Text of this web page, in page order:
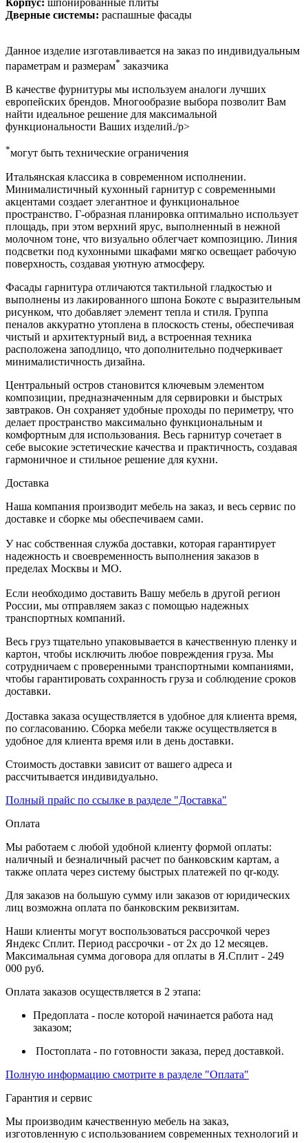
Дверные системы: распашные фасады
Данное изделие изготавливается на заказ по индивидуальным
параметрам и размерам* заказчика
В качестве фурнитуры мы используем аналоги лучших
европейских брендов. Многообразие выбора позволит Вам
найти идеальное решение для максимальной
функциональности Ваших изделий./p>
*могут быть технические ограничения
Итальянская классика в современном исполнении.
Минималистичный кухонный гарнитур с современными
акцентами создает элегантное и функциональное
пространство. Г-образная планировка оптимально использует
площадь, при этом верхний ярус, выполненный в нежной
молочном тоне, что визуально облегчает композицию. Линия
подсветки под кухонными шкафами мягко освещает рабочую
поверхность, создавая уютную атмосферу.
Фасады гарнитура отличаются тактильной гладкостью и
выполнены из лакированного шпона Бокоте с выразительным
рисунком, что добавляет элемент тепла и стиля. Группа
пеналов аккуратно утоплена в плоскость стены, обеспечивая
чистый и архитектурный вид, а встроенная техника
расположена заподлицо, что дополнительно подчеркивает
минималистичность дизайна.
Центральный остров становится ключевым элементом
композиции, предназначенным для сервировки и быстрых
завтраков. Он сохраняет удобные проходы по периметру, что
делает пространство максимально функциональным и
комфортным для использования. Весь гарнитур сочетает в
себе высокие эстетические качества и практичность, создавая
гармоничное и стильное решение для кухни.
Доставка
Наша компания производит мебель на заказ, и весь сервис по
доставке и сборке мы обеспечиваем сами.
У нас собственная служба доставки, которая гарантирует
надежность и своевременность выполнения заказов в
пределах Москвы и МО.
Если необходимо доставить Вашу мебель в другой регион
России, мы отправляем заказ с помощью надежных
транспортных компаний.
Весь груз тщательно упаковывается в качественную пленку и
картон, чтобы исключить любое повреждения груза. Мы
сотрудничаем с проверенными транспортными компаниями,
чтобы гарантировать сохранность груза и соблюдение сроков
доставки.
Доставка заказа осуществляется в удобное для клиента время,
по согласованию. Сборка мебели также осуществляется в
удобное для клиента время или в день доставки.
Стоимость доставки зависит от вашего адреса и
рассчитывается индивидуально.
Полный прайс по ссылке в разделе "Доставка"
Оплата
Мы работаем с любой удобной клиенту формой оплаты:
наличный и безналичный расчет по банковским картам, а
также оплата через систему быстрых платежей по qr-коду.
Для заказов на большую сумму или заказов от юридических
лиц возможна оплата по банковским реквизитам.
Наши клиенты могут воспользоваться рассрочкой через
Яндекс Сплит. Период рассрочки - от 2х до 12 месяцев.
Максимальная сумма договора для оплаты в Я.Сплит - 249
000 руб.
Оплата заказов осуществляется в 2 этапа:
Предоплата - после которой начинается работа над
заказом;
Постоплата - по готовности заказа, перед доставкой.
Полную информацию смотрите в разделе "Оплата"
Гарантия и сервис
Мы производим качественную мебель на заказ,
изготовленную с использованием современных технологий и